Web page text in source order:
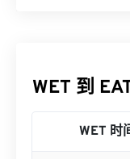
WET 到
WET 时